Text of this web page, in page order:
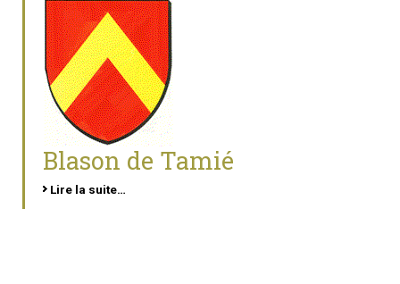
Blason de Tamié
Lire la suite…